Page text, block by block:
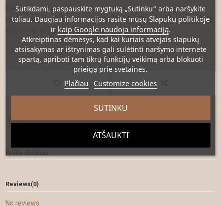
Elegantiška ir labai daili raudono 585 prabos aukso grandinėlė su
pakabuku, puoštu 0,10 ct briliantu. Brangakmenio švarumas SI1-VS,
spalva RW. Grandinėlės ilgis 42 cm, svoris 1,18 g.
Į krepšelį
Reviews(0)
No reviews
Sutikdami, paspauskite mygtuką „Sutinku“ arba naršykite
toliau. Daugiau informacijos rasite mūsų Slapukų politikoje
ir kaip Google naudoja informaciją.
Atkreiptinas dėmesys, kad kai kuriais atvejais slapukų
atsisakymas ar ištrynimas gali sulėtinti naršymo internete
spartą, apriboti tam tikrų funkcijų veikimą arba blokuoti
prieigą prie svetainės.
Plačiau Customize cookies
ATŠAUKTI
SUTINKU